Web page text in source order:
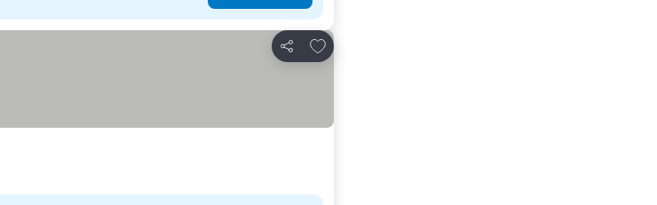
Partilhar
Adicionar aos favoritos